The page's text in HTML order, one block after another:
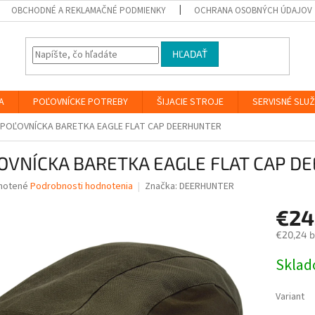
OBCHODNÉ A REKLAMAČNÉ PODMIENKY OCHRANA OSOBNÝCH ÚDAJOV
HĽADAŤ
POĽOVNÍCKE POTREBY ŠIJACIE STROJE SERVISNÉ
POĽOVNÍCKA BARETKA EAGLE FLAT CAP DEERHUNTER
BARETKA EAGLE FLAT CAP
Podrobnosti hodnotenia Značka: DEERHUNTER
€20,24
cena:
Variant